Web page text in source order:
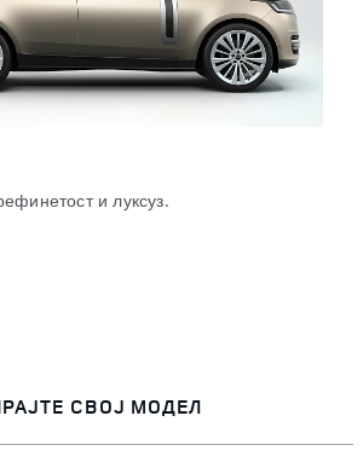
и луксуз.
СВОЈ МОДЕЛ